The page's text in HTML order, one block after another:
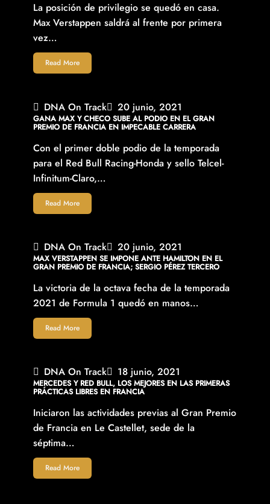
La posición de privilegio se quedó en casa.
Max Verstappen saldrá al frente por primera
vez…
Read More
DNA On Track 20 junio, 2021
GANA MAX Y CHECO SUBE AL PODIO EN EL GRAN
PREMIO DE FRANCIA EN IMPECABLE CARRERA
Con el primer doble podio de la temporada
para el Red Bull Racing-Honda y sello Telcel-
Infinitum-Claro,…
Read More
DNA On Track 20 junio, 2021
MAX VERSTAPPEN SE IMPONE ANTE HAMILTON EN EL
GRAN PREMIO DE FRANCIA; SERGIO PÉREZ TERCERO
La victoria de la octava fecha de la temporada
2021 de Formula 1 quedó en manos…
Read More
DNA On Track 18 junio, 2021
MERCEDES Y RED BULL, LOS MEJORES EN LAS PRIMERAS
PRÁCTICAS LIBRES EN FRANCIA
Iniciaron las actividades previas al Gran Premio
de Francia en Le Castellet, sede de la
séptima…
Read More